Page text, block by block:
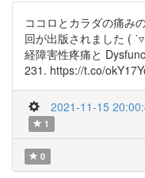
ココロとカラダの痛み
回が出版されました (
経障害性疼痛と
231. https://t.co/
2021-11-15
1
0